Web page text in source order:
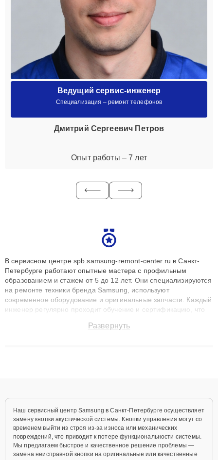
Ведущий сервис-инженер
Специализация – ремонт телефонов
Дмитрий Сергеевич Петров
Опыт работы – 7 лет
В сервисном центре spb.samsung-remont-center.ru в Санкт-
Петербурге работают опытные мастера с профильным
образованием и стажем от 5 до 12 лет. Они специализируются
на ремонте техники бренда Samsung, используют
современное оборудование и оригинальные запчасти. Каждый
инженер регулярно проходит обучение и сертификацию, что
восстанавливать технику с сохранением гарантии до 3 лет.
Развернуть
Наш сервисный центр Samsung в Санкт-Петербурге осуществляет
замену кнопки акустической системы. Кнопки управления могут со
временем выйти из строя из-за износа или механических
повреждений, что приводит к потере функциональности системы.
Мы предлагаем быстрое и качественное решение проблемы —
замена неисправной кнопки на оригинальные или качественные